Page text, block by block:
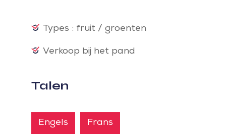
Types : fruit / groenten
Verkoop bij het pand
Talen
Engels Frans